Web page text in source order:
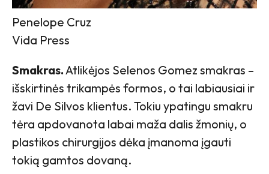
Penelope Cruz
Vida Press
Smakras.Atlikėjos Selenos Gomez smakras –
išskirtinės trikampės formos, o tai labiausiai ir
žavi De Silvos klientus. Tokiu ypatingu smakru
tėra apdovanota labai maža dalis žmonių, o
plastikos chirurgijos dėka įmanoma įgauti
tokią gamtos dovaną.